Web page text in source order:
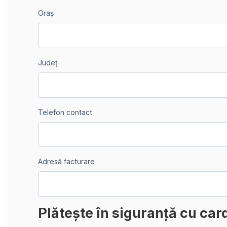
Oraș
Județ
Telefon contact
Adresă facturare
Plătește în siguranță cu